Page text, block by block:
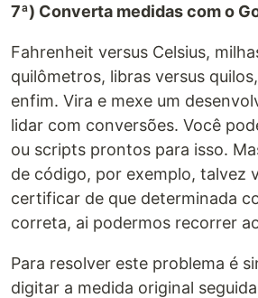
7ª) Converta medidas com o
Fahrenheit versus Celsius,
quilômetros, libras versus
enfim. Vira e mexe um
lidar com conversões. Você
ou scripts prontos para isso.
de código, por exemplo, talvez
certificar de que determinada
correta, ai podermos recorrer
Para resolver este problema é
digitar a medida original